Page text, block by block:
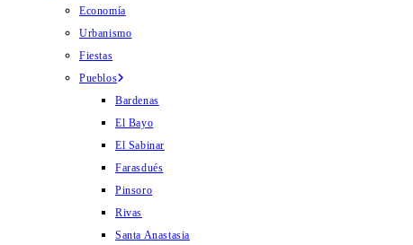
Economía
Urbanismo
Fiestas
Pueblos
Bardenas
El Bayo
El Sabinar
Farasdués
Pinsoro
Rivas
Santa Anastasia